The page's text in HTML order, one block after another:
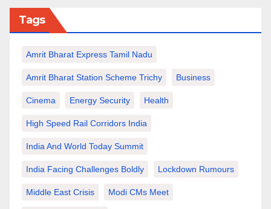
Tags
Amrit Bharat Express Tamil Nadu
Amrit Bharat Station Scheme Trichy Business
Cinema Energy Security Health
High Speed Rail Corridors India
India And World Today Summit
India Facing Challenges Boldly Lockdown Rumours
Middle East Crisis Modi CMs Meet